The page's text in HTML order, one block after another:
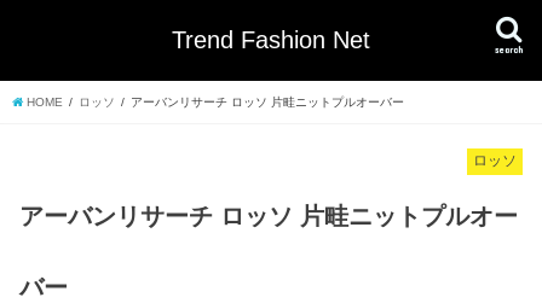
Trend Fashion Net search
HOME ロッソ アーバンリサーチ ロッソ 片畦ニットプルオーバー
ロッソ
アーバンリサーチ ロッソ 片畦ニットプルオー
バー